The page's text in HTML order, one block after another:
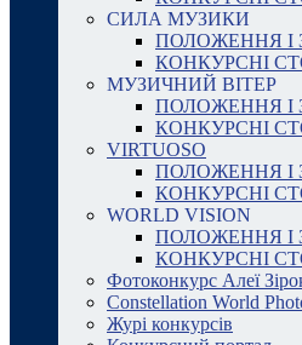
СИЛА МУЗИКИ
ПОЛОЖЕННЯ І
КОНКУРСНІ
МУЗИЧНИЙ ВІТЕР
ПОЛОЖЕННЯ І
КОНКУРСНІ
VIRTUOSO
ПОЛОЖЕННЯ І
КОНКУРСНІ
WORLD VISION
ПОЛОЖЕННЯ І
КОНКУРСНІ
Фотоконкурс Алеї
Constellation World
Журі конкурсів